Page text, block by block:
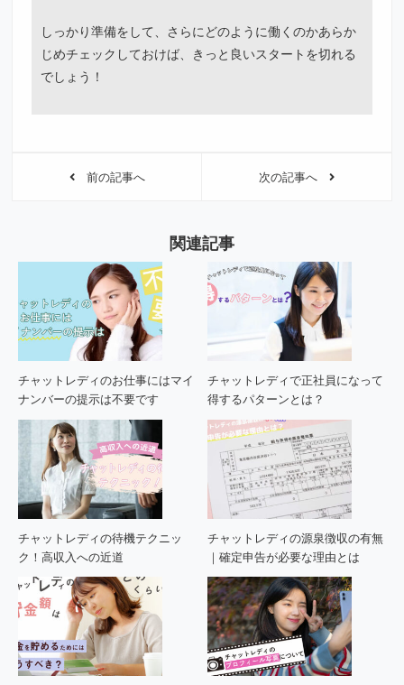
しっかり準備をして、さらにどのように働くのかあらか
じめチェックしておけば、きっと良いスタートを切れる
でしょう！
前の記事へ 次の記事へ
関連記事
チャットレディのお仕事にはマイ
ナンバーの提示は不要です
チャットレディで正社員になって
得するパターンとは？
チャットレディの待機テクニッ
ク！高収入への近道
チャットレディの源泉徴収の有無
｜確定申告が必要な理由とは